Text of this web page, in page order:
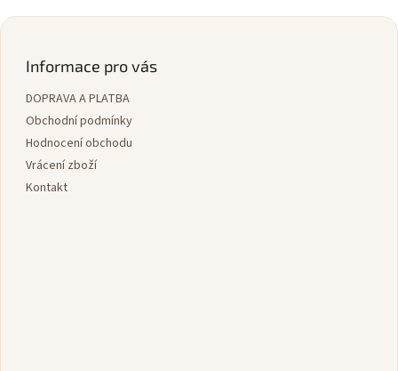
Z
Informace pro vás
DOPRAVA A PLATBA
Obchodní podmínky
Hodnocení obchodu
Vrácení zboží
Kontakt